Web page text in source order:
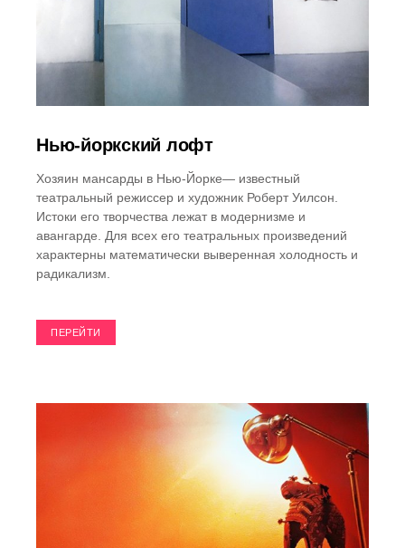
Нью-йоркский лофт
Хозяин мансарды в Нью-Йорке— известный
театральный режиссер и художник Роберт Уилсон.
Истоки его творчества лежат в модернизме и
авангарде. Для всех его театральных произведений
характерны математически выверенная холодность и
радикализм.
ПЕРЕЙТИ